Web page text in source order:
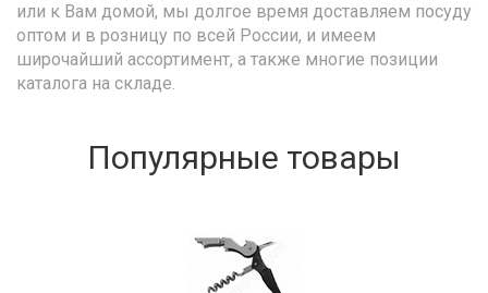
или к Вам домой, мы долгое время доставляем посуду
оптом и в розницу по всей России, и имеем
широчайший ассортимент, а также многие позиции
каталога на складе.
Популярные товары